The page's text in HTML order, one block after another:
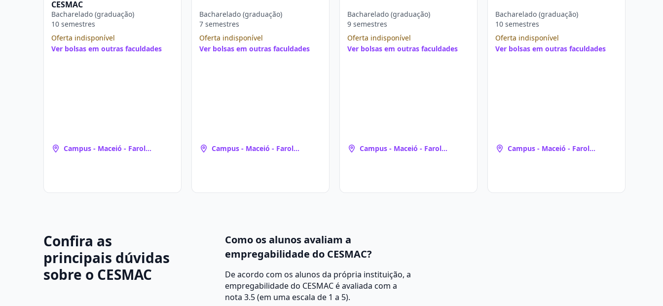
CESMAC
Bacharelado (graduação)
10 semestres
Oferta indisponível
Ver bolsas em outras faculdades
Campus - Maceió - Farol
Bacharelado (graduação)
7 semestres
Oferta indisponível
Ver bolsas em outras faculdades
Campus - Maceió - Farol
Bacharelado (graduação)
9 semestres
Oferta indisponível
Ver bolsas em outras faculdades
Campus - Maceió - Farol
Bacharelado (graduação)
10 semestres
Oferta indisponível
Ver bolsas em outras faculdades
Campus - Maceió - Farol
Confira as
principais dúvidas
sobre o CESMAC
Como os alunos avaliam a
empregabilidade do CESMAC?
De acordo com os alunos da própria instituição, a
empregabilidade do CESMAC é avaliada com a
nota 3.5 (em uma escala de 1 a 5).